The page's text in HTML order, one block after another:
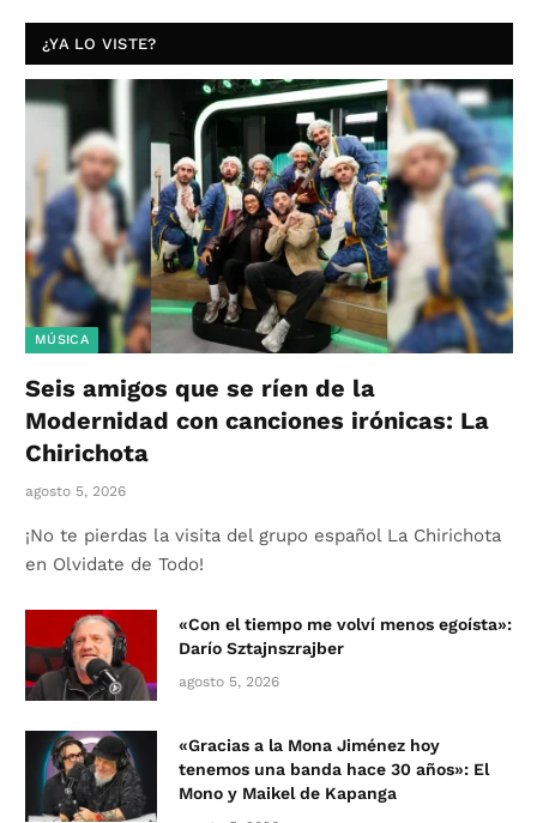
¿YA LO VISTE?
MÚSICA
Seis amigos que se ríen de la
Modernidad con canciones irónicas: La
Chirichota
agosto 5, 2026
¡No te pierdas la visita del grupo español La Chirichota
en Olvidate de Todo!
«Con el tiempo me volví menos egoísta»:
Darío Sztajnszrajber
agosto 5, 2026
«Gracias a la Mona Jiménez hoy
tenemos una banda hace 30 años»: El
Mono y Maikel de Kapanga